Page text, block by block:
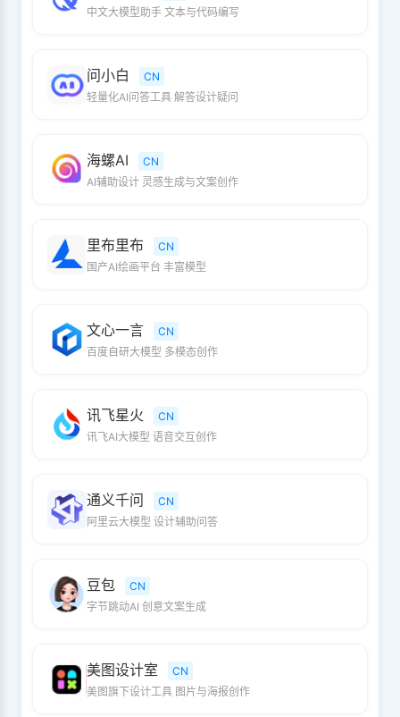
中文大模型助手 文本与代码编写
问小白
CN
轻量化AI问答工具 解答设计疑问
海螺AI
CN
AI辅助设计 灵感生成与文案创作
里布里布
CN
国产AI绘画平台 丰富模型
文心一言
CN
百度自研大模型 多模态创作
讯飞星火
CN
讯飞AI大模型 语音交互创作
通义千问
CN
阿里云大模型 设计辅助问答
豆包
CN
字节跳动AI 创意文案生成
美图设计室
CN
美图旗下设计工具 图片与海报创作